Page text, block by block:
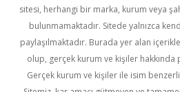
sitesi, herhangi bir marka, kurum veya
bulunmamaktadır. Sitede yalnızca
paylaşılmaktadır. Burada yer alan
olup, gerçek kurum ve kişiler hakkında
Gerçek kurum ve kişiler ile isim